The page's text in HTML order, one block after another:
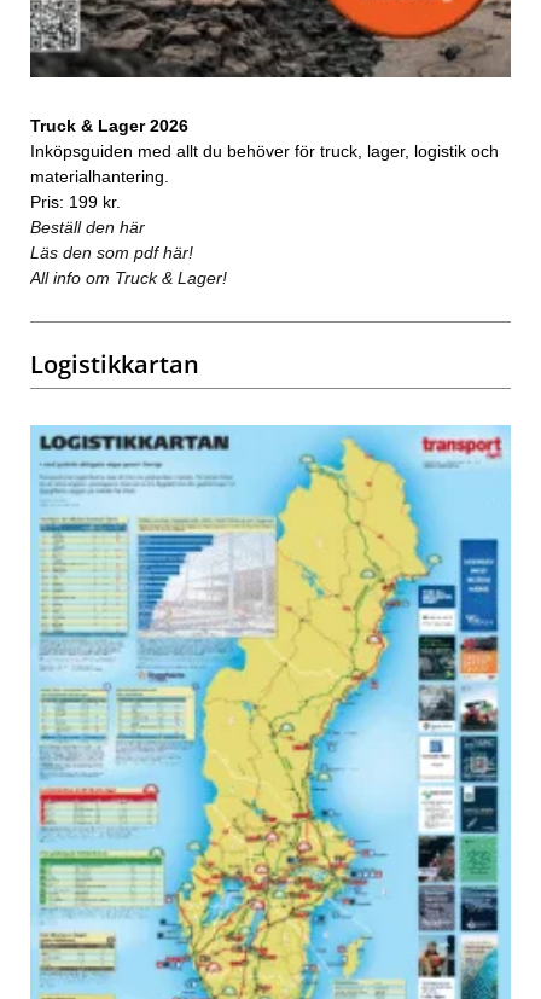
Truck & Lager 2026
Inköpsguiden med allt du behöver för truck, lager, logistik och
materialhantering.
Pris: 199 kr.
Beställ den här
Läs den som pdf här!
All info om Truck & Lager!
Logistikkartan